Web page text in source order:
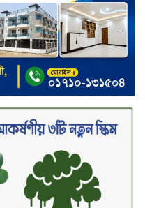
বিনির্মাণে
উদ্যোগে বাংলা
বিশিষ্ট আলেমদের সঙ্গে
অনুষ্ঠিত
ডিসেম্বরে ফিরলে গণহত্যার
যাবেন,’ আইনমন্ত্রী
বিমানবন্দরের
অগ্নিকাণ্ড